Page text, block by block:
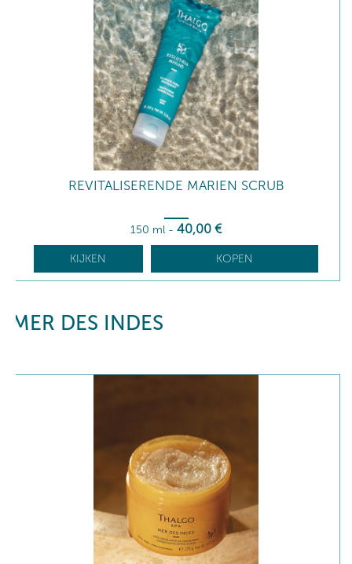
REVITALISERENDE MARIEN SCRUB
150 ml - 40,00 €
KIJKEN KOPEN
MER DES INDES